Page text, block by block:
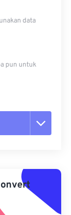
data
pun untuk